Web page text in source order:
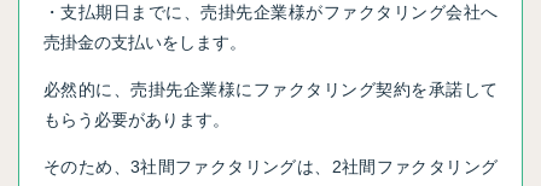
・支払期日までに、売掛先企業様がファクタリング会社へ
売掛金の支払いをします。
必然的に、売掛先企業様にファクタリング契約を承諾して
もらう必要があります。
そのため、3社間ファクタリングは、2社間ファクタリング